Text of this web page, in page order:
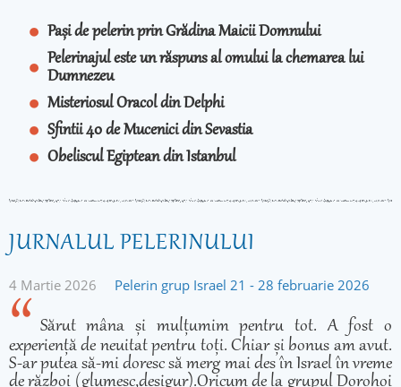
Pași de pelerin prin Grădina Maicii Domnului
Pelerinajul este un răspuns al omului la chemarea lui
Dumnezeu
Misteriosul Oracol din Delphi
Sfintii 40 de Mucenici din Sevastia
Obeliscul Egiptean din Istanbul
JURNALUL PELERINULUI
4 Martie 2026 Pelerin grup Israel 21 - 28 februarie 2026
Sărut mâna și mulțumim pentru tot. A fost o
experiență de neuitat pentru toți. Chiar și bonus am avut.
S-ar putea să-mi doresc să merg mai des în Israel în vreme
de război (glumesc,desigur).Oricum de la grupul Dorohoi